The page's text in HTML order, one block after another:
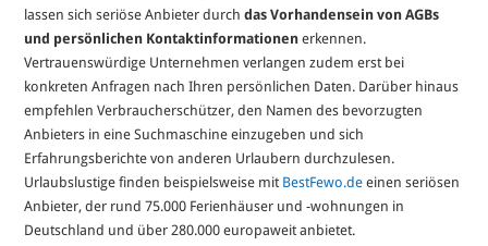
lassen sich seriöse Anbieter durchdas Vorhandensein von AGBs
und persönlichen Kontaktinformationen erkennen.
Vertrauenswürdige Unternehmen verlangen zudem erst bei
konkreten Anfragen nach Ihren persönlichen Daten. Darüber hinaus
empfehlen Verbraucherschützer, den Namen des bevorzugten
Anbieters in eine Suchmaschine einzugeben und sich
Erfahrungsberichte von anderen Urlaubern durchzulesen.
Urlaubslustige finden beispielsweise mit BestFewo.de einen seriösen
Anbieter, der rund 75.000 Ferienhäuser und -wohnungen in
Deutschland und über 280.000 europaweit anbietet.